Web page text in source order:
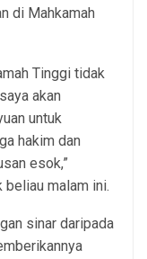
di Mahkamah
Tinggi tidak
akan
untuk
hakim dan
esok,”
beliau malam ini.
sinar daripada